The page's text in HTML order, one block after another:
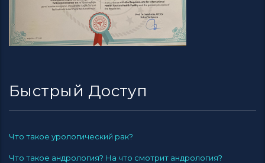
Быстрый Доступ
Что такое урологический рак?
Что такое андрология? На что смотрит андрология?